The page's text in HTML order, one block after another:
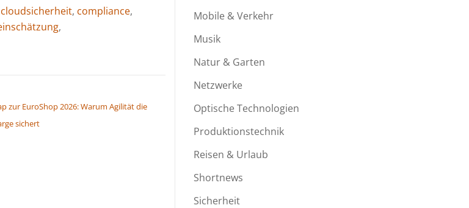
cloudsicherheit, compliance,
,
zur EuroShop 2026: Warum Agilität die
sichert
Mobile & Verkehr
Musik
Natur & Garten
Netzwerke
Optische Technologien
Produktionstechnik
Reisen & Urlaub
Shortnews
Sicherheit